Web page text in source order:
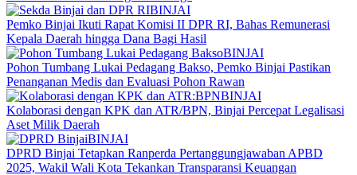
BINJAI
Pemko Binjai Ikuti Rapat Komisi II DPR RI, Bahas Remunerasi
Kepala Daerah hingga Dana Bagi Hasil
BINJAI
Pohon Tumbang Lukai Pedagang Bakso, Pemko Binjai Pastikan
Penanganan Medis dan Evaluasi Pohon Rawan
BINJAI
Kolaborasi dengan KPK dan ATR/BPN, Binjai Percepat Legalisasi
Aset Milik Daerah
BINJAI
DPRD Binjai Tetapkan Ranperda Pertanggungjawaban APBD
2025, Wakil Wali Kota Tekankan Transparansi Keuangan